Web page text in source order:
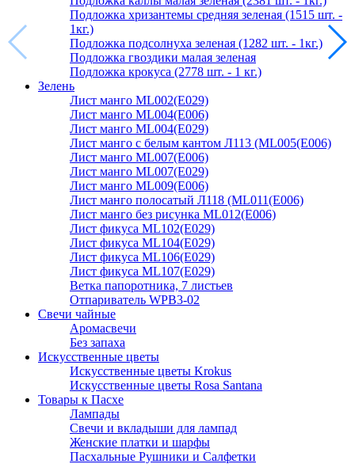
Подложка хризантемы средняя зеленая (1515 шт. -
1кг.)
Подложка подсолнуха зеленая (1282 шт. - 1кг.)
Подложка гвоздики малая зеленая
Подложка крокуса (2778 шт. - 1 кг.)
Зелень
Лист манго ML002(E029)
Лист манго ML004(E006)
Лист манго ML004(E029)
Лист манго с белым кантом Л113 (ML005(E006)
Лист манго ML007(E006)
Лист манго ML007(E029)
Лист манго ML009(E006)
Лист манго полосатый Л118 (ML011(E006)
Лист манго без рисунка ML012(E006)
Лист фикуса ML102(E029)
Лист фикуса ML104(E029)
Лист фикуса ML106(E029)
Лист фикуса ML107(E029)
Ветка папоротника, 7 листьев
Отпариватель WPB3-02
Свечи чайные
Аромасвечи
Без запаха
Искусственные цветы
Искусственные цветы Krokus
Искусственные цветы Rosa Santana
Товары к Пасхе
Лампады
Свечи и вкладыши для лампад
Женские платки и шарфы
Пасхальные Рушники и Салфетки